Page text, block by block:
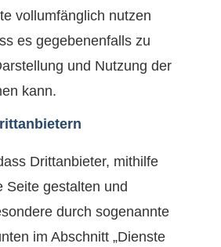
vollumfänglich nutzen
es gegebenenfalls zu
und Nutzung der
kann.
Drittanbieter, mithilfe
Seite gestalten und
durch sogenannte
im Abschnitt „Dienste